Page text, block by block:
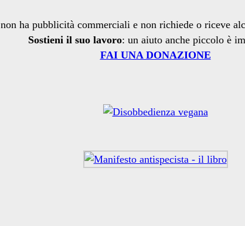
non ha pubblicità commerciali e non richiede o riceve
Sostieni il suo lavoro: un aiuto anche piccolo è
FAI UNA DONAZIONE